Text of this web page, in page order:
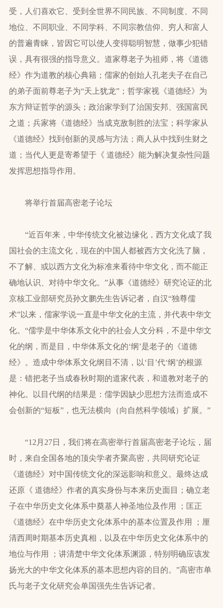
受，人们喜欢它、受到全世界不同民族、不同制度、不同
地位、不同职业、不同学科、不同宗教信仰、穷人和富人
的普遍青睐，皆因它可以使人变得聪明智慧，做事少犯错
误，具有很强的指导意义。道家尊老子为祖师，将《道德
经》作为道教的核心典籍；儒家的创始人孔老夫子在自己
的弟子面前尊老子为“天上犹龙”；哲学家视《道德经》为
东方辩证哲学的源头；政治家学到了治国安邦、强国富民
之道；兵家将《道德经》当成克敌制胜的法宝；科学家从
《道德经》找到创新的灵感与方法；商人从中找到生财之
道；当代人更是寄希望于《 道德经》能为解决复杂性问题
发挥思想指导作用。
将举行首届高密老子论坛
“近百年来，中华传统文化被边缘化，西方文化成了我
国社会的主流文化，现在的中国人都被西方文化洗了脑，
不了解、或以西方文化为标准来看待中华文化，而不能正
确地认识、对待中华文化。”从事《道德经》研究论证的北
京核工业部研究员孙文鹏先生告诉记者，自汉“独尊儒
术”以来，儒家学说一直是中华文化的主流，并代表中华文
化。“儒学是中华体系文化中的社会人文分科，不是中华文
化的纲，而是目，中华体系文化的‘纲’是老子的《道德
经》。造成中华体系文化纲目不清，以‘目’代‘纲’的根源
是：错把老子当成春秋时期的道家代表，和道教对老子的
神化。以目代纲的结果是：儒学因缺少思想方法而造成不
会创新的“短板”，也无法横向（向自然科学领域）扩展。”
“12月27日，我们将在高密举行首届高密老子论坛，届
时，来自全国各地的顶尖学者齐聚高密，共同研究论证
《道德经》对中国传统文化的深远影响和意义。最终达成
还原《 道德经》作者的真实身份与本来历史面目；确立老
子在中华历史文化体系中奠基人神圣地位及作用 ；匡正
《道德经》在中华历史文化体系中的基本位置及作用 ；厘
清西周时期基本历史真相，以及在中华历史文化体系中的
地位与作用 ；讲清楚中华文化体系渊源，特别明确应该发
扬光大的中华文化体系的基本思想内容的目的。”高密市单
氏与老子文化研究会单国强先生告诉记者。